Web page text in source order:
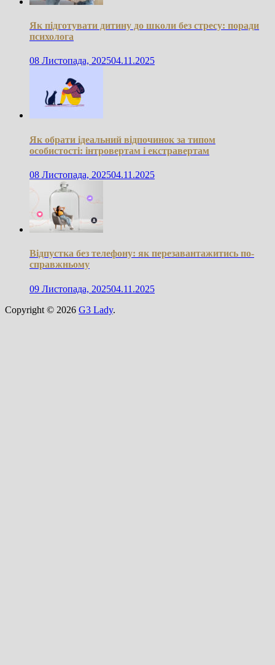
Як підготувати дитину до школи без стресу: поради
психолога
08 Листопада, 202504.11.2025
Як обрати ідеальний відпочинок за типом
особистості: інтровертам і екстравертам
08 Листопада, 202504.11.2025
Відпустка без телефону: як перезавантажитись по-
справжньому
09 Листопада, 202504.11.2025
Copyright © 2026 G3 Lady.